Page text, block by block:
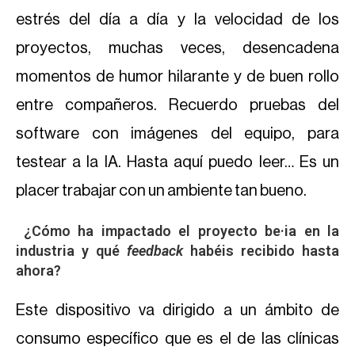
estrés del día a día y la velocidad de los
proyectos, muchas veces, desencadena
momentos de humor hilarante y de buen rollo
entre compañeros. Recuerdo pruebas del
software con imágenes del equipo, para
testear a la IA. Hasta aquí puedo leer… Es un
placer trabajar con un ambiente tan bueno.
¿Cómo ha impactado el proyecto be·ia en la
industria y qué feedback habéis recibido hasta
ahora?
Este dispositivo va dirigido a un ámbito de
consumo específico que es el de las clínicas